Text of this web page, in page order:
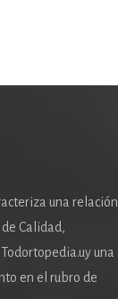
una relación
Calidad,
una
en el rubro de